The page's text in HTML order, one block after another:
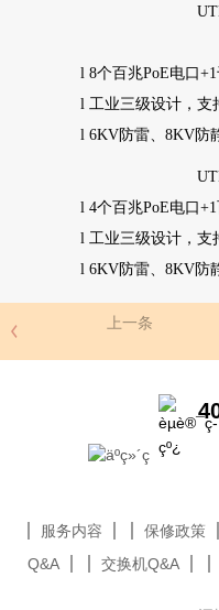
l 8个百兆PoE电口 +1
l 工业三级设计，支
l 6KV防雷、 8KV防
l 4个百兆PoE电口 +1
l 工业三级设计，支
l 6KV防雷、 8KV防
上一条
服务内容 保修政策
Q&A
交换机Q&A